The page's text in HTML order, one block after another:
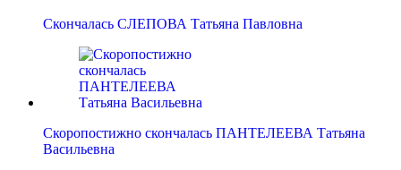
Скончалась СЛЕПОВА Татьяна Павловна
Скоропостижно скончалась ПАНТЕЛЕЕВА Татьяна
Васильевна